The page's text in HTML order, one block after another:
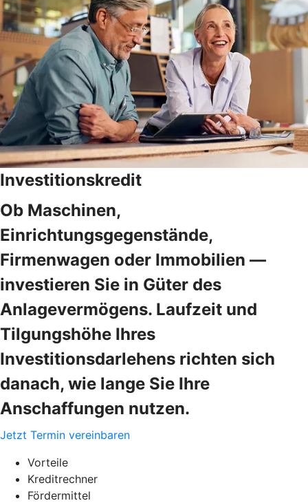
Investitionskredit
Ob Maschinen,
Einrichtungsgegenstände,
Firmenwagen oder Immobilien —
investieren Sie in Güter des
Anlagevermögens. Laufzeit und
Tilgungshöhe Ihres
Investitionsdarlehens richten sich
danach, wie lange Sie Ihre
Anschaffungen nutzen.
Jetzt Termin vereinbaren
Vorteile
Kreditrechner
Fördermittel